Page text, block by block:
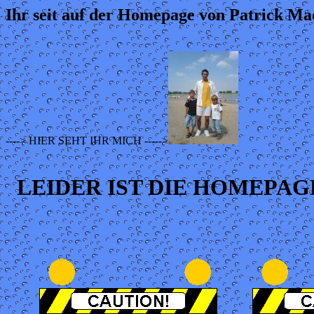
Ihr seit auf der Homepage von Patrick
----> HIER SEHT IHR MICH ----->
LEIDER IST DIE